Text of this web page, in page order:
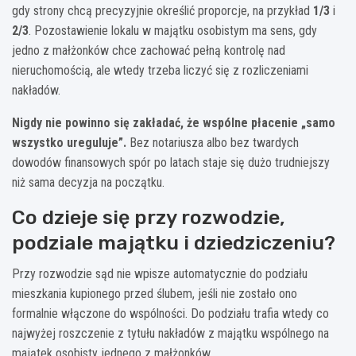
gdy strony chcą precyzyjnie określić proporcje, na przykład 1/3 i
2/3. Pozostawienie lokalu w majątku osobistym ma sens, gdy
jedno z małżonków chce zachować pełną kontrolę nad
nieruchomością, ale wtedy trzeba liczyć się z rozliczeniami
nakładów.
Nigdy nie powinno się zakładać, że wspólne płacenie „samo
wszystko ureguluje”. Bez notariusza albo bez twardych
dowodów finansowych spór po latach staje się dużo trudniejszy
niż sama decyzja na początku.
Co dzieje się przy rozwodzie,
podziale majątku i dziedziczeniu?
Przy rozwodzie sąd nie wpisze automatycznie do podziału
mieszkania kupionego przed ślubem, jeśli nie zostało ono
formalnie włączone do wspólności. Do podziału trafia wtedy co
najwyżej roszczenie z tytułu nakładów z majątku wspólnego na